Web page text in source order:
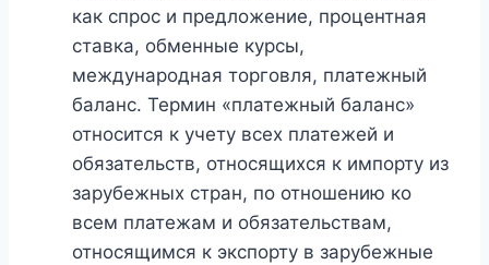
как спрос и предложение, процентная
ставка, обменные курсы,
международная торговля, платежный
баланс. Термин «платежный баланс»
относится к учету всех платежей и
обязательств, относящихся к импорту из
зарубежных стран, по отношению ко
всем платежам и обязательствам,
относящимся к экспорту в зарубежные